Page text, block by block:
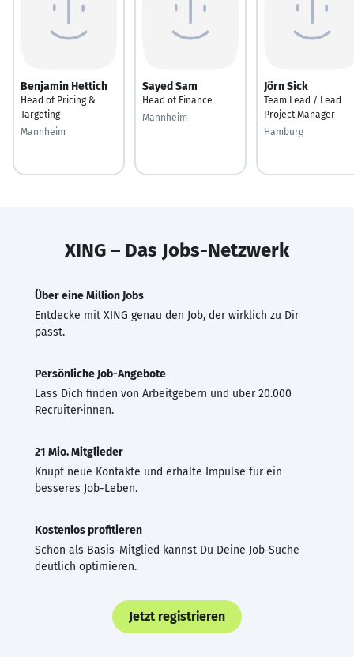
Benjamin Hettich
Head of Pricing &
Targeting
Mannheim
Sayed Sam
Head of Finance
Mannheim
Jörn Sick
Team Lead / Lead
Project Manager
Hamburg
XING – Das Jobs-Netzwerk
Über eine Million Jobs
Entdecke mit XING genau den Job, der wirklich zu Dir
passt.
Persönliche Job-Angebote
Lass Dich finden von Arbeitgebern und über 20.000
Recruiter·innen.
21 Mio. Mitglieder
Knüpf neue Kontakte und erhalte Impulse für ein
besseres Job-Leben.
Kostenlos profitieren
Schon als Basis-Mitglied kannst Du Deine Job-Suche
deutlich optimieren.
Jetzt registrieren